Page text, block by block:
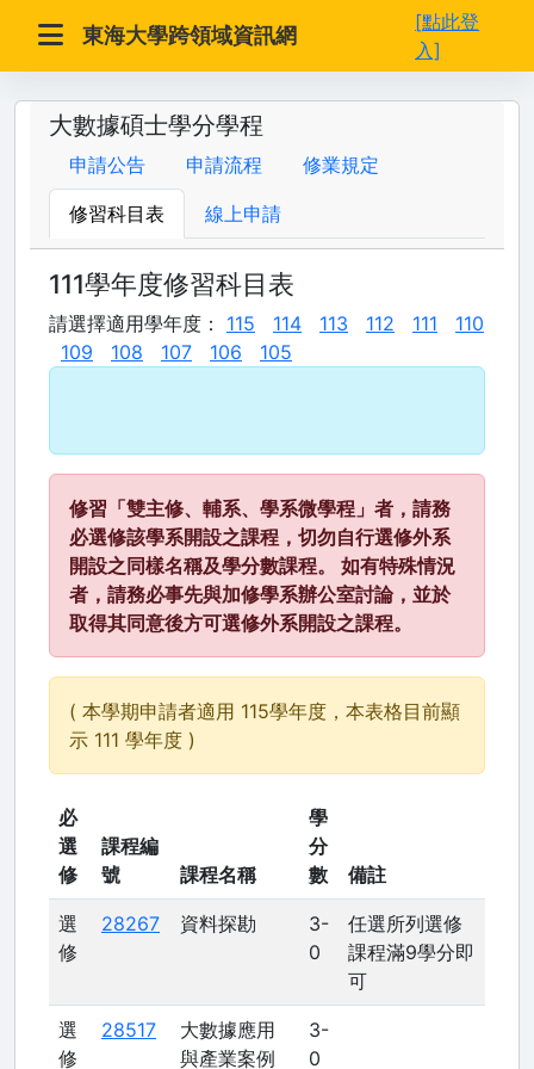
東海大學跨領域資訊網
[點此登
入]
大數據碩士學分學程
申請公告 申請流程 修業規定
修習科目表 線上申請
111學年度修習科目表
請選擇適用學年度： 115 114 113 112 111
110
109
108 107 106 105
修習「雙主修、輔系、學系微學程」者，請務
必選修該學系開設之課程，切勿自行選修外系
開設之同樣名稱及學分數課程。 如有特殊情況
者，請務必事先與加修學系辦公室討論，並於
取得其同意後方可選修外系開設之課程。
( 本學期申請者適用 115學年度，本表格目前顯
示 111 學年度 )
必
選
修
課程編
號
課程名稱
學
分
數
備註
選
修
28267 資料探勘
3-
0
任選所列選修
課程滿9學分即
可
選
修
28517
大數據應用
與產業案例
3-
0